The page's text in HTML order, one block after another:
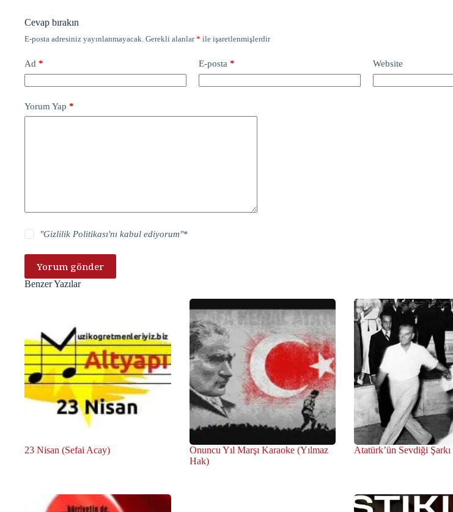
Cevap bırakın
E-posta adresiniz yayınlanmayacak. Gerekli alanlar* ile işaretlenmişlerdir
Ad * E-posta * Website
Yorum Yap *
"Gizlilik Politikası'nı kabul ediyorum"*
Yorum gönder
Benzer Yazılar
23 Nisan (Sefai Acay)
Onuncu Yıl Marşı Karaoke (Yılmaz
Hak)
Atatürk’ün Sevdiği